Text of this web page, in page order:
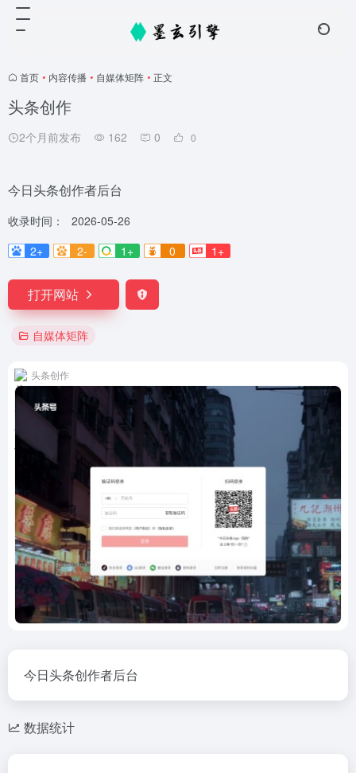
首页 • 内容传播 • 自媒体矩阵 • 正文
头条创作
2个月前发布 162 0 0
今日头条创作者后台
收录时间：
2026-05-26
2+
2- 1+ 0 1+
打开网站
自媒体矩阵
头条创作
今日头条创作者后台
数据统计